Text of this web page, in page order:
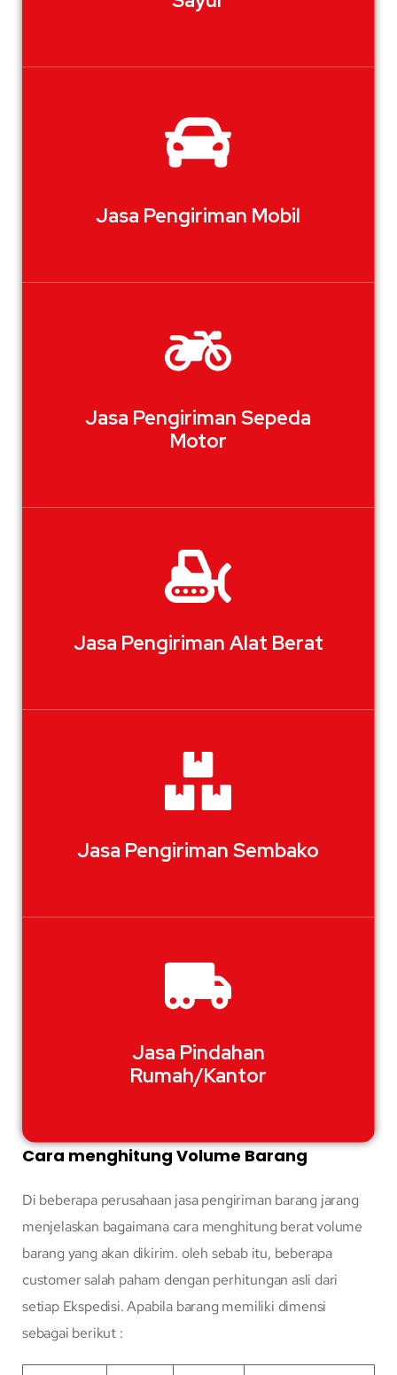
Jasa Pengiriman Mobil
Jasa Pengiriman Sepeda
Motor
Jasa Pengiriman Alat Berat
Jasa Pengiriman Sembako
Jasa Pindahan
Rumah/Kantor
Cara menghitung Volume Barang
Di beberapa perusahaan jasa pengiriman barang jarang
menjelaskan bagaimana cara menghitung berat volume
barang yang akan dikirim. oleh sebab itu, beberapa
customer salah paham dengan perhitungan asli dari
setiap Ekspedisi. Apabila barang memiliki dimensi
sebagai berikut :